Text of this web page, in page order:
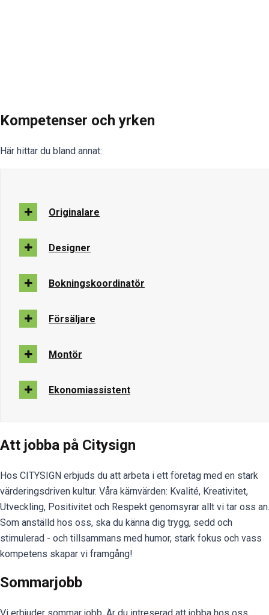
Kompetenser och yrken
Här hittar du bland annat:
Originalare
Designer
Bokningskoordinatör
Försäljare
Montör
Ekonomiassistent
Att jobba på Citysign
Hos CITYSIGN erbjuds du att arbeta i ett företag med en stark
värderingsdriven kultur. Våra kärnvärden: Kvalité, Kreativitet,
Utveckling, Positivitet och Respekt genomsyrar allt vi tar oss an.
Som anställd hos oss, ska du känna dig trygg, sedd och
stimulerad - och tillsammans med humor, stark fokus och vass
kompetens skapar vi framgång!
Sommarjobb